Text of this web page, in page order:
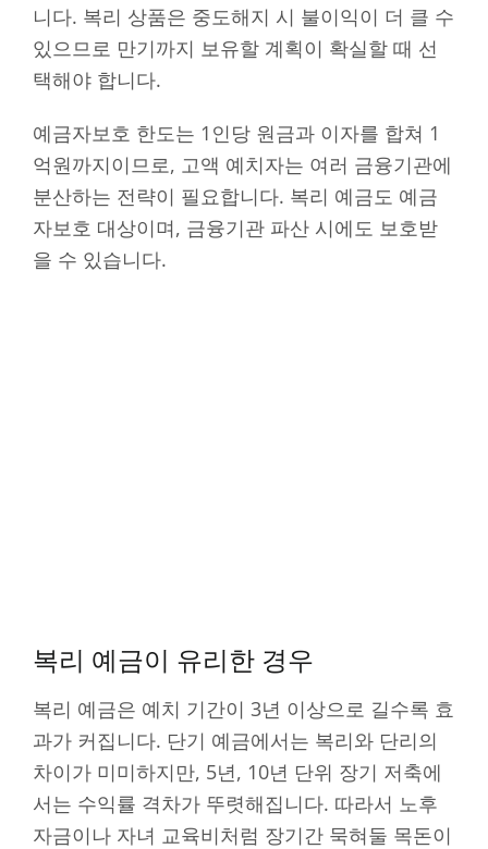
니다. 복리 상품은 중도해지 시 불이익이 더 클 수
있으므로 만기까지 보유할 계획이 확실할 때 선
택해야 합니다.
예금자보호 한도는 1인당 원금과 이자를 합쳐 1
억원까지이므로, 고액 예치자는 여러 금융기관에
분산하는 전략이 필요합니다. 복리 예금도 예금
자보호 대상이며, 금융기관 파산 시에도 보호받
을 수 있습니다.
복리 예금이 유리한 경우
복리 예금은 예치 기간이 3년 이상으로 길수록 효
과가 커집니다. 단기 예금에서는 복리와 단리의
차이가 미미하지만, 5년, 10년 단위 장기 저축에
서는 수익률 격차가 뚜렷해집니다. 따라서 노후
자금이나 자녀 교육비처럼 장기간 묵혀둘 목돈이